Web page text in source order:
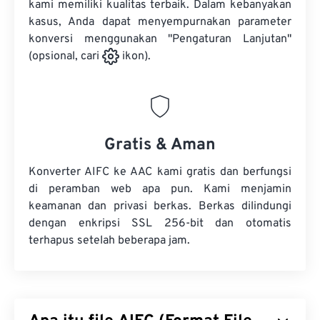
kami memiliki kualitas terbaik. Dalam kebanyakan
kasus, Anda dapat menyempurnakan parameter
konversi menggunakan "Pengaturan Lanjutan"
(opsional, cari
ikon).
Gratis & Aman
Konverter AIFC ke AAC kami gratis dan berfungsi
di peramban web apa pun. Kami menjamin
keamanan dan privasi berkas. Berkas dilindungi
dengan enkripsi SSL 256-bit dan otomatis
terhapus setelah beberapa jam.